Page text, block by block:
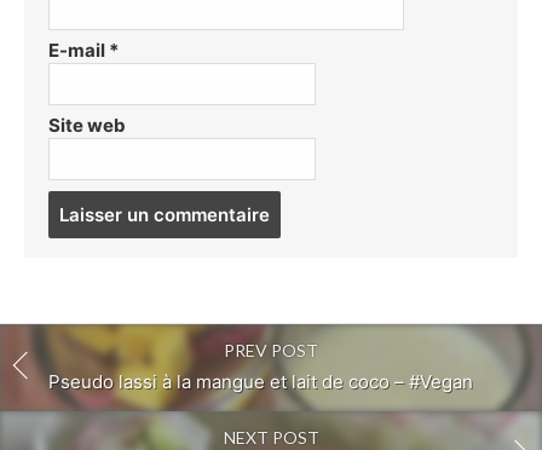
E-mail *
Site web
PREV POST
Pseudo lassi à la mangue et lait de coco – #Vegan
NEXT POST